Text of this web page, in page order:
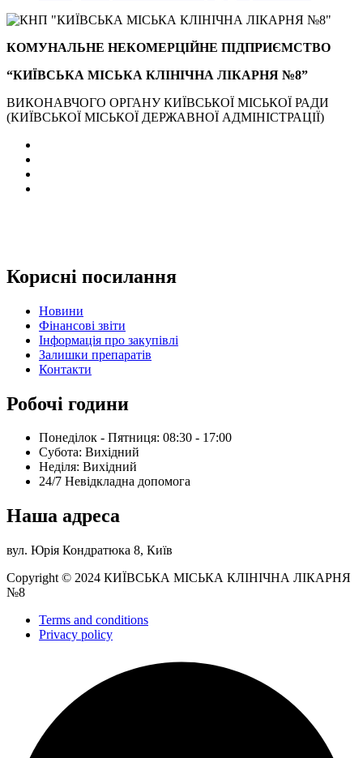
КОМУНАЛЬНЕ НЕКОМЕРЦІЙНЕ ПІДПРИЄМСТВО
“КИЇВСЬКА МІСЬКА КЛІНІЧНА ЛІКАРНЯ №8”
ВИКОНАВЧОГО ОРГАНУ КИЇВСЬКОЇ МІСЬКОЇ РАДИ
(КИЇВСЬКОЇ МІСЬКОЇ ДЕРЖАВНОЇ АДМІНІСТРАЦІЇ)
Корисні посилання
Новини
Фінансові звіти
Інформація про закупівлі
Залишки препаратів
Контакти
Робочі години
Понеділок - Пятниця: 08:30 - 17:00
Субота: Вихідний
Нeділя: Вихідний
24/7 Невідкладна допомога
Наша адреса
вул. Юрія Кондратюка 8, Київ
Copyright © 2024 КИЇВСЬКА МІСЬКА КЛІНІЧНА ЛІКАРНЯ
№8
Terms and conditions
Privacy policy